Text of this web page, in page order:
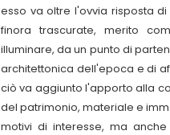
esso va oltre l'ovvia risposta
finora trascurate, merito
illuminare, da un punto di
architettonica dell'epoca e di
ciò va aggiunto l'apporto alla
del patrimonio, materiale e
motivi di interesse, ma